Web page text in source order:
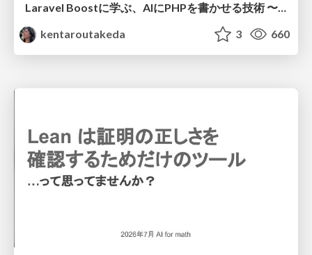
Laravel Boostに学ぶ、AIにPHPを書かせる技術 〜OSSの実装から蒸留するエージェント制御の王道〜
kentaroutakeda
3 660